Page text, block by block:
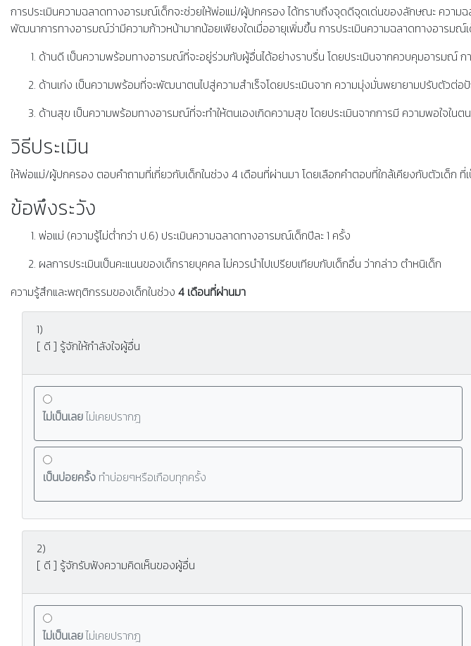
การประเมินความฉลาดทางอารมณ์เด็กจะช่วยให้พ่อแม่/ผู้ปกครอง ได้ทราบถึงจุดดีจุดเด่นของลักษณะ ควา
พัฒนาการทางอารมณ์ว่ามีความก้าวหน้ามากน้อยเพียงใดเมื่ออายุเพิ่มขึ้น การประเมินความฉลาดทางอารม
ด้านดี เป็นความพร้อมทางอารมณ์ที่จะอยู่ร่วมกับผู้อื่นได้อย่างราบรื่น โดยประเมินจากควบคุมอารมณ์ ก
ด้านเก่ง เป็นความพร้อมที่จะพัฒนาตนไปสู่ความสำเร็จโดยประเมินจาก ความมุ่งมั่นพยายามปรับตัวต่อ
ด้านสุข เป็นความพร้อมทางอารมณ์ที่จะทำให้ตนเองเกิดความสุข โดยประเมินจากการมี ความพอใจในต
วิธีประเมิน
ให้พ่อแม่/ผู้ปกครอง ตอบคำถามที่เกี่ยวกับเด็กในช่วง 4 เดือนที่ผ่านมา โดยเลือกคำตอบที่ใกล้เคียงกับตัวเด็ก
ข้อพึงระวัง
พ่อแม่ (ความรู้ไม่ตํ่ากว่า ป.6) ประเมินความฉลาดทางอารมณ์เด็กปีละ 1 ครั้ง
ผลการประเมินเป็นคะแนนของเด็กรายบุคคล ไม่ควรนำไปเปรียบเทียบกับเด็กอื่น ว่ากล่าว ตำหนิเด็ก
ความรู้สึกและพฤติกรรมของเด็กในช่วง 4 เดือนที่ผ่านมา
1)
[ ดี ] รู้จักให้กำลังใจผู้อื่น
ไม่เป็นเลยไม่เคยปรากฎ
เป็นบ่อยครั้ง ทำบ่อยๆหรือเกือบทุกครั้ง
2)
[ ดี ] รู้จักรับฟังความคิดเห็นของผู้อื่น
ไม่เป็นเลยไม่เคยปรากฎ